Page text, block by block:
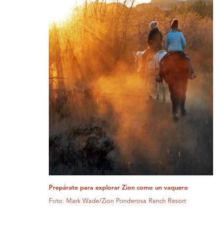
Prepárate para explorar Zion como un vaquero
Foto: Mark Wade/Zion Ponderosa Ranch Resort